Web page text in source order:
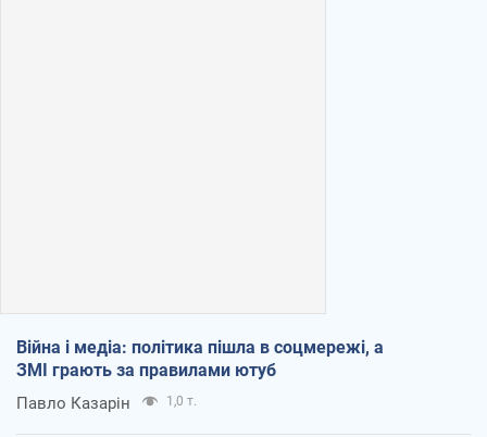
Війна і медіа: політика пішла в соцмережі, а
ЗМІ грають за правилами ютуб
Павло Казарін 1,0 т.